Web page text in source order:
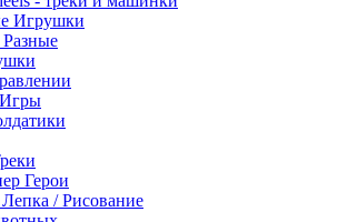
Игрушки
Герои
/ Рисование